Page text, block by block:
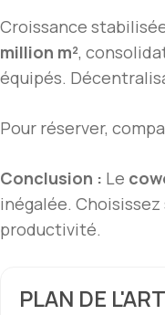
Croissance
million m²,
équipés.
Pour réserver,
Conclusion : Le
inégalée.
productivité.
PLAN DE